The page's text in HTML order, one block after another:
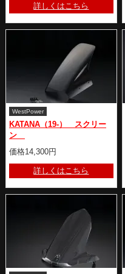
詳しくはこちら
WestPower
KATANA（19-） スクリー
ン
価格14,300円
詳しくはこちら